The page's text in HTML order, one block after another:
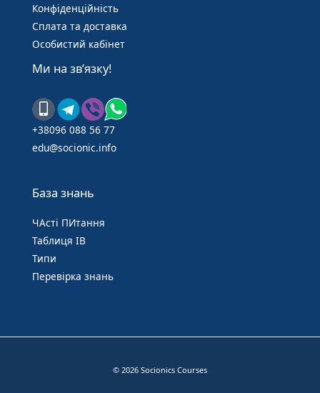
Конфіденційність
Cплата та доставка
Особистий кабінет
Ми на зв’язку!
+38096 088 56 77
edu@socionic.info
База знань
ЧАсті ПИтання
Таблиця IB
Типи
Перевірка знань
© 2026 Socionics Courses